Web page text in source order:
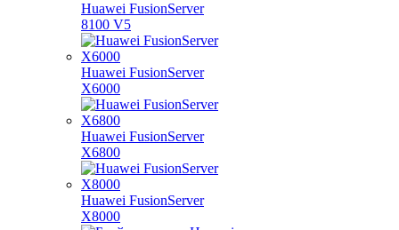
Huawei FusionServer
8100 V5
Huawei FusionServer
X6000
Huawei FusionServer
X6800
Huawei FusionServer
X8000